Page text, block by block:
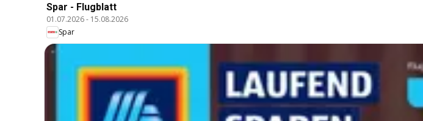
Spar - Flugblatt
01.07.2026- 15.08.2026
Spar